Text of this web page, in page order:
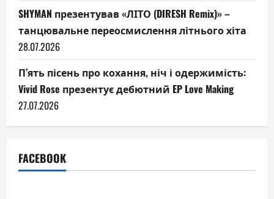
SHYMAN презентував «ЛІТО (DIRESH Remix)» –
танцювальне переосмислення літнього хіта
28.07.2026
П’ять пісень про кохання, ніч і одержимість:
Vivid Rose презентує дебютний EP Love Making
27.07.2026
FACEBOOK